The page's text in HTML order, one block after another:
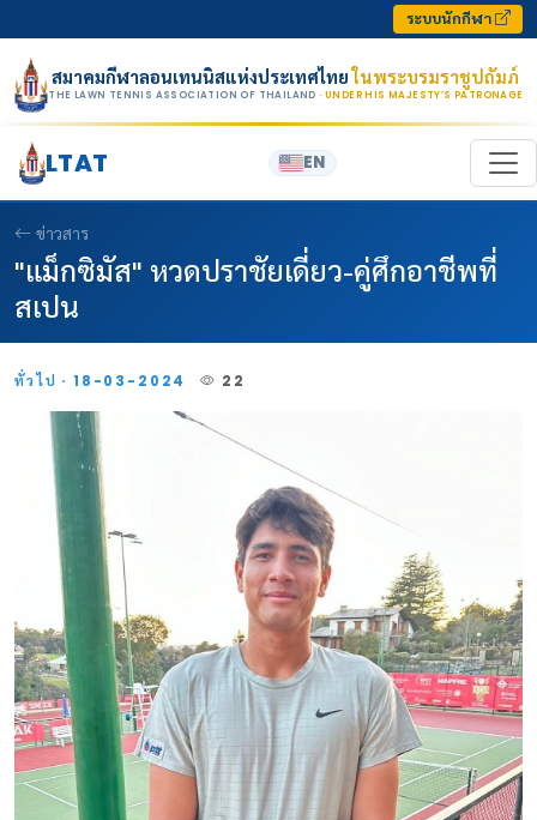
ระบบนักกีฬา
สมาคมกีฬาลอนเทนนิสแห่งประเทศไทยในพระบรมราชูปถัมภ์
THE LAWN TENNIS ASSOCIATION OF THAILAND · UNDER HIS MAJESTY’S PATRONAGE
LTAT EN
ข่าวสาร
"แม็กซิมัส" หวดปราชัยเดี่ยว-คู่ศึกอาชีพที่
สเปน
ทั่วไป · 18-03-2024 22